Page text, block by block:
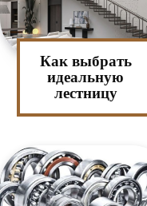
Как выбрать
идеальную
лестницу